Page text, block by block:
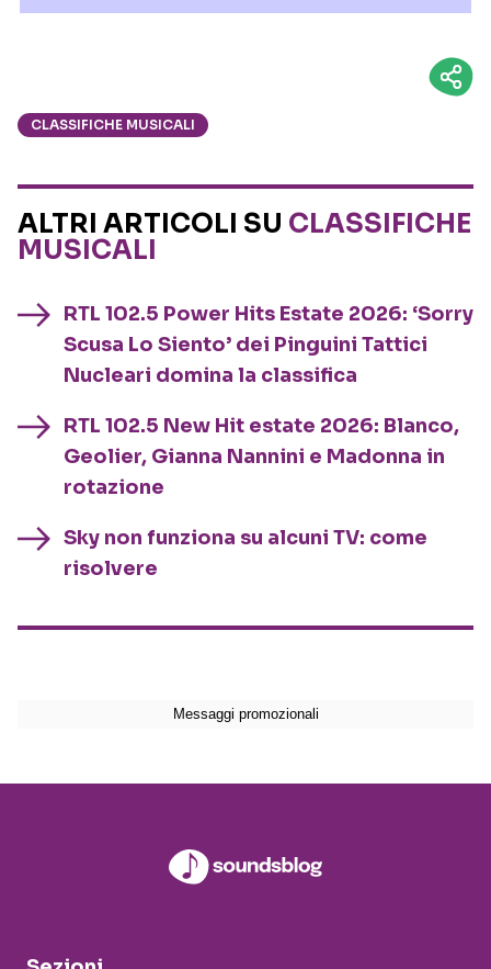
CLASSIFICHE MUSICALI
ALTRI ARTICOLI SU CLASSIFICHE
MUSICALI
RTL 102.5 Power Hits Estate 2026: ‘Sorry
Scusa Lo Siento’ dei Pinguini Tattici
Nucleari domina la classifica
RTL 102.5 New Hit estate 2026: Blanco,
Geolier, Gianna Nannini e Madonna in
rotazione
Sky non funziona su alcuni TV: come
risolvere